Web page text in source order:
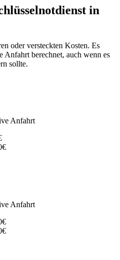
in
oder versteckten Kosten. Es
Anfahrt berechnet, auch wenn es
sollte.
Anfahrt
Anfahrt